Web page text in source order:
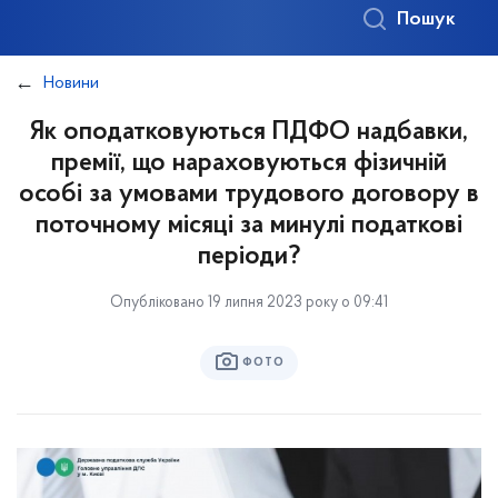
Пошук
Новини
Як оподатковуються ПДФО надбавки,
премії, що нараховуються фізичній
особі за умовами трудового договору в
поточному місяці за минулі податкові
періоди?
Опубліковано 19 липня 2023 року о 09:41
ФОТО